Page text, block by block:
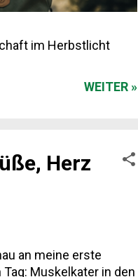
im Herbstlicht
WEITER »
Herz
an meine erste
Muskelkater in den